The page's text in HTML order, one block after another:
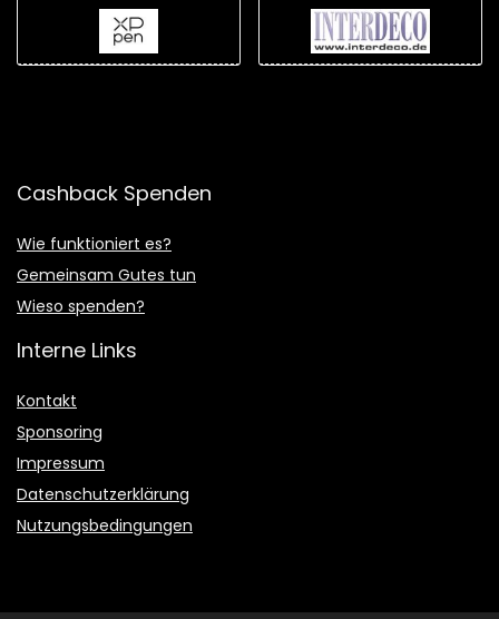
Cashback Spenden
Wie funktioniert es?
Gemeinsam Gutes tun
Wieso spenden?
Interne Links
Kontakt
Sponsoring
Impressum
Datenschutzerklärung
Nutzungsbedingungen